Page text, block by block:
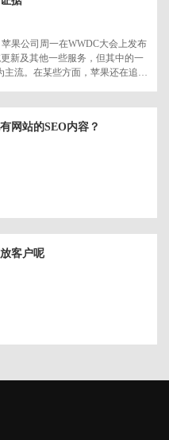
果公司周一在WWDC大会上发布
新及其他一些服务，但其中的一
流。在某些方面，苹果还在追赶
网站的SEO内容？
客户呢